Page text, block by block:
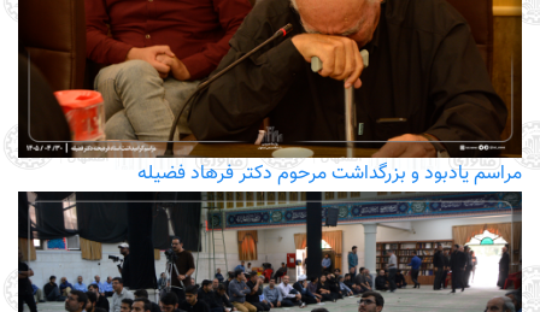
مراسم یادبود و بزرگداشت مرحوم دکتر فرهاد فضیله